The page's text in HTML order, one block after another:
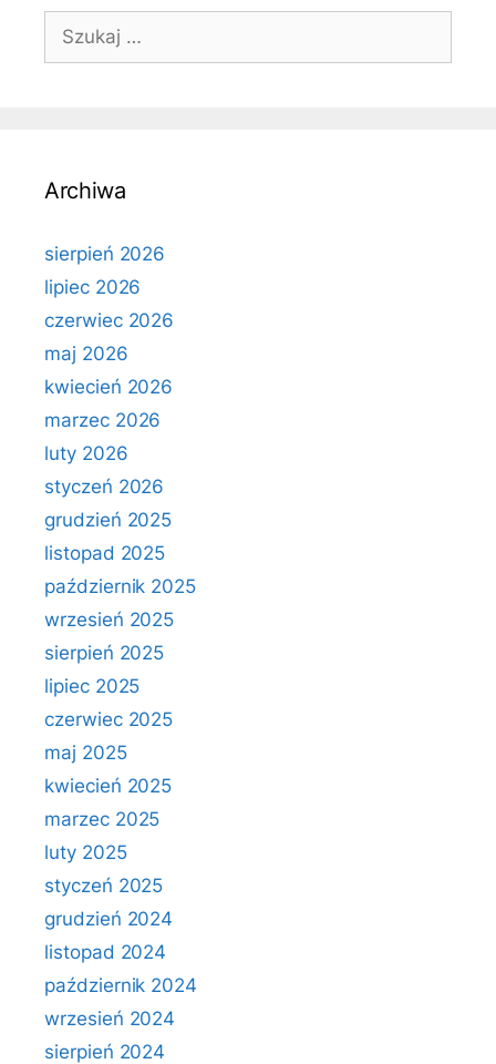
Szukaj:
Archiwa
sierpień 2026
lipiec 2026
czerwiec 2026
maj 2026
kwiecień 2026
marzec 2026
luty 2026
styczeń 2026
grudzień 2025
listopad 2025
październik 2025
wrzesień 2025
sierpień 2025
lipiec 2025
czerwiec 2025
maj 2025
kwiecień 2025
marzec 2025
luty 2025
styczeń 2025
grudzień 2024
listopad 2024
październik 2024
wrzesień 2024
sierpień 2024